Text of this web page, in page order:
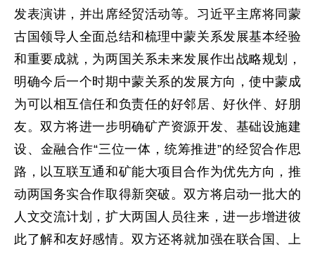
发表演讲，并出席经贸活动等。习近平主席将同蒙
古国领导人全面总结和梳理中蒙关系发展基本经验
和重要成就，为两国关系未来发展作出战略规划，
明确今后一个时期中蒙关系的发展方向，使中蒙成
为可以相互信任和负责任的好邻居、好伙伴、好朋
友。双方将进一步明确矿产资源开发、基础设施建
设、金融合作“三位一体，统筹推进”的经贸合作思
路，以互联互通和矿能大项目合作为优先方向，推
动两国务实合作取得新突破。双方将启动一批大的
人文交流计划，扩大两国人员往来，进一步增进彼
此了解和友好感情。双方还将就加强在联合国、上